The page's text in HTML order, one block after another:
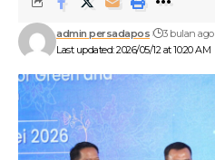
Last updated: 2026/05/12 at 10:20 AM
admin persadapos 3 bulan ago